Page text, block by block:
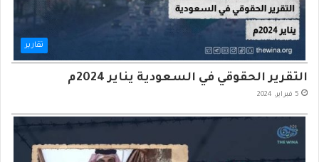
تقارير
التقرير الحقوقي في السعودية يناير 2024م
5 فبراير، 2024